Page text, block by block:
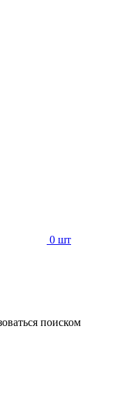
0 шт
поиском